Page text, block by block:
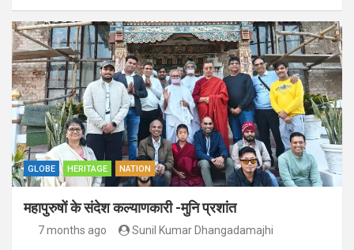
GLOBE HERITAGE NATION
महापुरुषों के संदेश कल्याणकारी -मुनि प्रशांत
7 months ago Sunil Kumar Dhangadamajhi